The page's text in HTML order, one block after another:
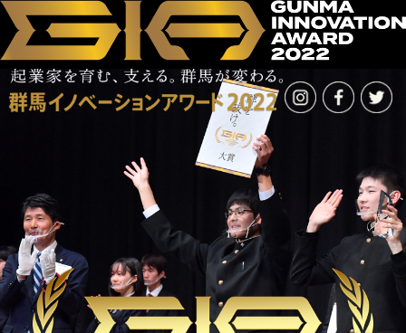
ファイナルステージの模様
ニュース NEWS
アーカイブ ARCHIVE
2021年（第9回） AWARD 2021